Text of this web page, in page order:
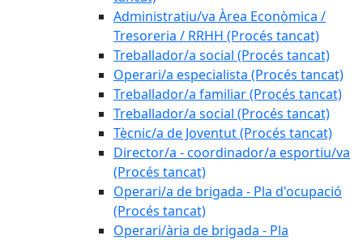
Administratiu/va Àrea Econòmica /
Tresoreria / RRHH (Procés tancat)
Treballador/a social (Procés tancat)
Operari/a especialista (Procés tancat)
Treballador/a familiar (Procés tancat)
Treballador/a social (Procés tancat)
Tècnic/a de Joventut (Procés tancat)
Director/a - coordinador/a esportiu/va
(Procés tancat)
Operari/a de brigada - Pla d'ocupació
(Procés tancat)
Operari/ària de brigada - Pla